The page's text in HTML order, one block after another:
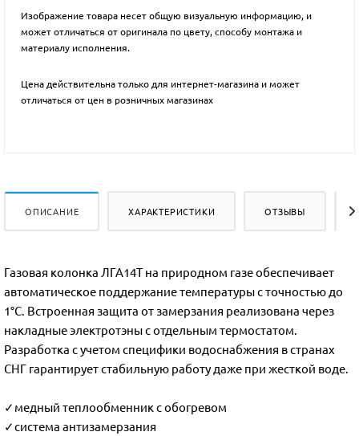
Изображение товара несет общую визуальную информацию, и
может отличаться от оригинала по цвету, способу монтажа и
материалу исполнения.
Цена действительна только для интернет-магазина и может
отличаться от цен в розничных магазинах
ОПИСАНИЕ ХАРАКТЕРИСТИКИ ОТЗЫВЫ
Газовая колонка ЛГА14Т на природном газе обеспечивает
автоматическое поддержание температуры с точностью до
1°С. Встроенная защита от замерзания реализована через
накладные электротэны с отдельным термостатом.
Разработка с учетом специфики водоснабжения в странах
СНГ гарантирует стабильную работу даже при жесткой воде.
✓медный теплообменник с обогревом
✓система антизамерзания